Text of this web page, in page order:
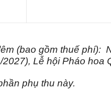
(bao gồm thuế phí):
Lễ hội Pháo hoa
phụ thu này.